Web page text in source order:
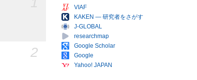
2
VIAF
KAKEN — 研究者をさがす
J-GLOBAL
researchmap
Google Scholar
Google
Yahoo! JAPAN